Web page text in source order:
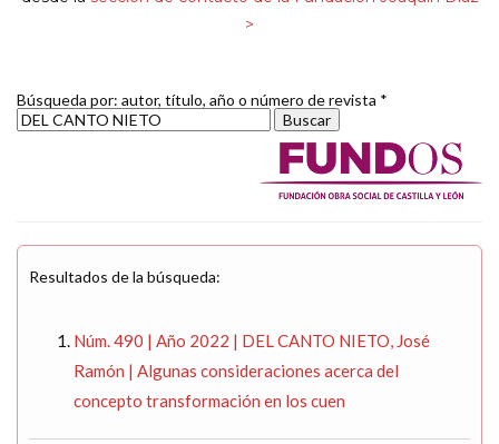
>
Búsqueda por: autor, título, año o número de revista *
Resultados de la búsqueda:
Núm. 490 | Año 2022 | DEL CANTO NIETO, José
Ramón | Algunas consideraciones acerca del
concepto transformación en los cuen